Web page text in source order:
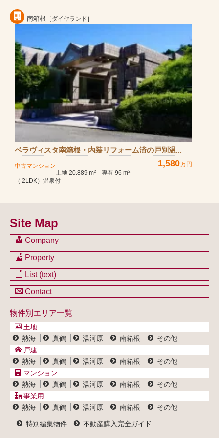
南箱根 ［ダイヤランド］
ベラヴィスタ南箱根・内装リフォーム済の戸別温...
中古マンション 1,580万円
土地 20,889 m2 専有 96 m2
（ 2LDK）温泉付
Site Map
Company
会社のご案内
不動産を売却したい方
不動産買取システム
Property
土地一覧
マンション一覧
事業用物件一覧
List (text)
土地一覧
マンション一覧
事業用物件一覧
Contact
ブログ
プライバシーポリシー
サイトポリシー
物件別エリア一覧
土地
熱海
真鶴 湯河原 南箱根
その他
戸建
熱海
真鶴 湯河原 南箱根
その他
マンション
熱海
真鶴 湯河原 南箱根
その他
事業用
熱海
真鶴 湯河原 南箱根 その他
特別編集物件 不動産購入完全ガイド